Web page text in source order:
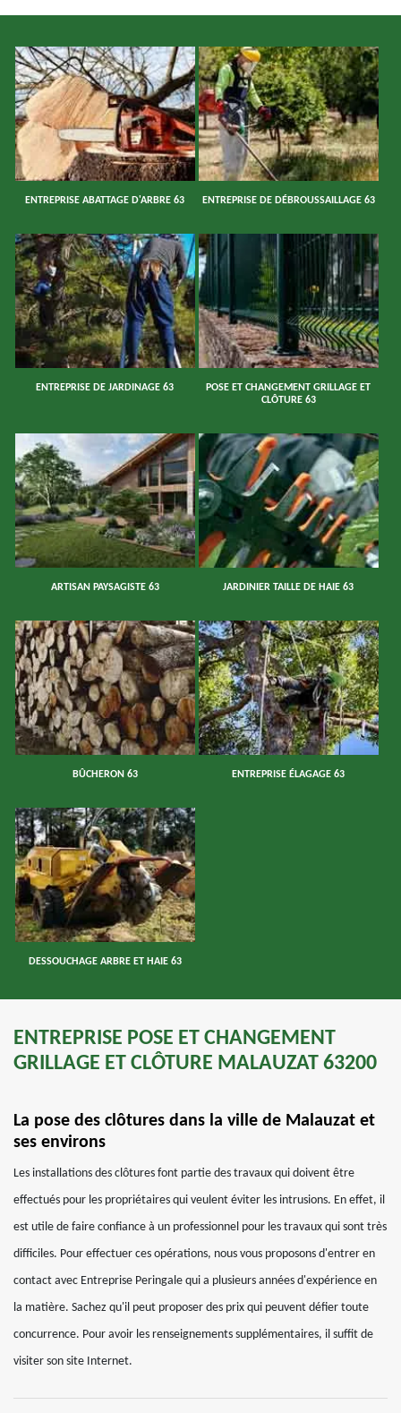
ENTREPRISE ABATTAGE D'ARBRE 63 ENTREPRISE DE DÉBROUSSAILLAGE 63
ENTREPRISE DE JARDINAGE 63
POSE ET CHANGEMENT GRILLAGE ET
CLÔTURE 63
ARTISAN PAYSAGISTE 63 JARDINIER TAILLE DE HAIE 63
BÛCHERON 63 ENTREPRISE ÉLAGAGE 63
DESSOUCHAGE ARBRE ET HAIE 63
ENTREPRISE POSE ET CHANGEMENT
GRILLAGE ET CLÔTURE MALAUZAT 63200
La pose des clôtures dans la ville de Malauzat et
ses environs
Les installations des clôtures font partie des travaux qui doivent être
effectués pour les propriétaires qui veulent éviter les intrusions. En effet, il
est utile de faire confiance à un professionnel pour les travaux qui sont très
difficiles. Pour effectuer ces opérations, nous vous proposons d'entrer en
contact avec Entreprise Peringale qui a plusieurs années d'expérience en
la matière. Sachez qu'il peut proposer des prix qui peuvent défier toute
concurrence. Pour avoir les renseignements supplémentaires, il suffit de
visiter son site Internet.